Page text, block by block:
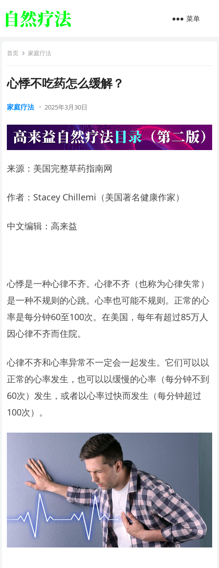
菜单
首页 家庭疗法
心悸不吃药怎么缓解？
家庭疗法 2025年3月30日
来源：美国完整草药指南网
作者：Stacey Chillemi（美国著名健康作家）
中文编辑：高来益
心悸是一种心律不齐。心律不齐（也称为心律失常）
是一种不规则的心跳。心率也可能不规则。正常的心
率是每分钟60至100次。在美国，每年有超过85万人
因心律不齐而住院。
心律不齐和心率异常不一定会一起发生。它们可以以
正常的心率发生，也可以以缓慢的心率（每分钟不到
60次）发生，或者以心率过快而发生（每分钟超过
100次）。